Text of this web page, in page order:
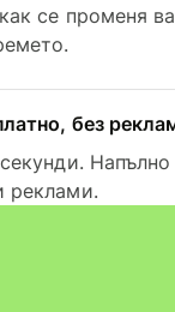
се променя
без
реклами.